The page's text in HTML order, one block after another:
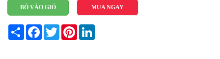
BỎ VÀO GIỎ MUA NGAY
Share FacebookTwitterPinterest